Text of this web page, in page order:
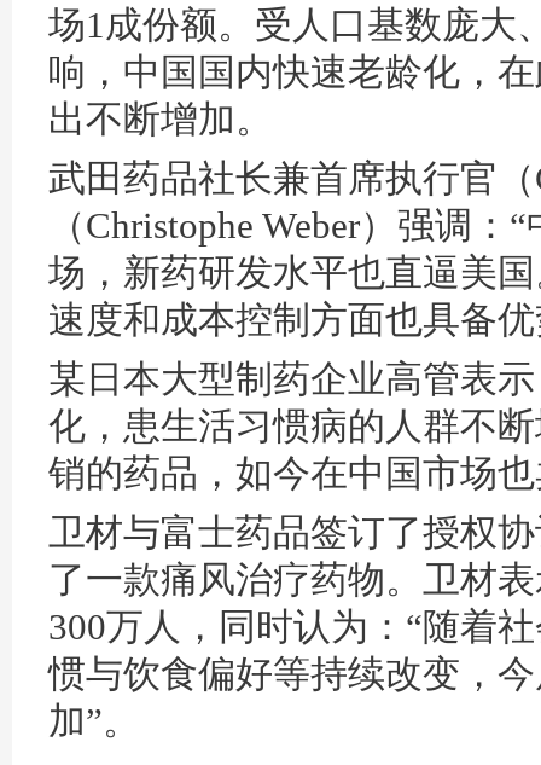
场1成份额。受人口基数庞大
响，中国国内快速老龄化，
出不断增加。
武田药品社长兼首席执行官
（Christophe Weber）强调
场，新药研发水平也直逼美
速度和成本控制方面也具备
某日本大型制药企业高管表
化，患生活习惯病的人群不
销的药品，如今在中国市场
卫材与富士药品签订了授权
了一款痛风治疗药物。卫材
300万人，同时认为：“随着
惯与饮食偏好等持续改变，
加”。